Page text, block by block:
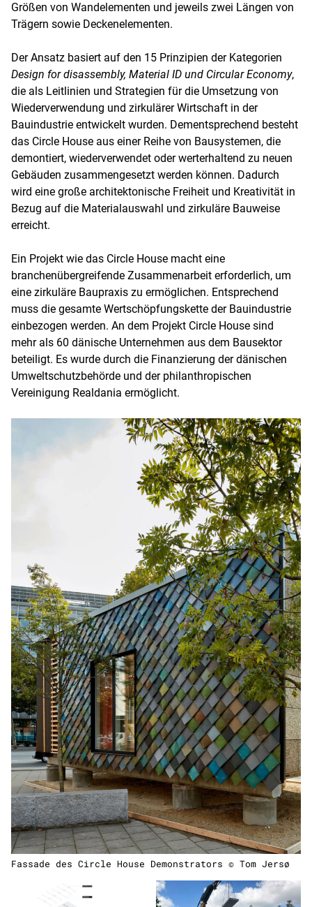
Größen von Wandelementen und jeweils zwei Längen von
Trägern sowie Deckenelementen.
Der Ansatz basiert auf den 15 Prinzipien der Kategorien
Design for disassembly, Material ID und Circular Economy,
die als Leitlinien und Strategien für die Umsetzung von
Wiederverwendung und zirkulärer Wirtschaft in der
Bauindustrie entwickelt wurden. Dementsprechend besteht
das Circle House aus einer Reihe von Bausystemen, die
demontiert, wiederverwendet oder werterhaltend zu neuen
Gebäuden zusammengesetzt werden können. Dadurch
wird eine große architektonische Freiheit und Kreativität in
Bezug auf die Materialauswahl und zirkuläre Bauweise
erreicht.
Ein Projekt wie das Circle House macht eine
branchenübergreifende Zusammenarbeit erforderlich, um
eine zirkuläre Baupraxis zu ermöglichen. Entsprechend
muss die gesamte Wertschöpfungskette der Bauindustrie
einbezogen werden. An dem Projekt Circle House sind
mehr als 60 dänische Unternehmen aus dem Bausektor
beteiligt. Es wurde durch die Finanzierung der dänischen
Umweltschutzbehörde und der philanthropischen
Vereinigung Realdania ermöglicht.
Fassade des Circle House Demonstrators © Tom Jersø